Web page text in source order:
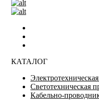
КАТАЛОГ
Светотехническая
Кабельно-